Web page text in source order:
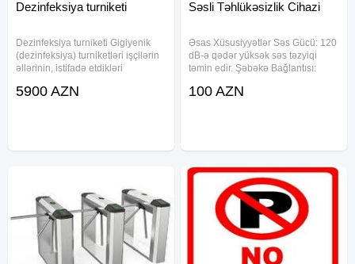
Dezinfeksiya turniketi
Dezinfeksiya turniketi Gigiyenik
(dezinfeksiya) turniketləri işçilərin
əllərinin, istifadə etdikləri
təmizliyini və gigiyenasını təmin
5900 AZN
Səsli Təhlükəsizlik Cihazi
Əsas Xüsusiyyətlər Səs Gücü: 120
dB-ə qədər yüksək səs təzyiqi
təmin edir. Şəbəkə Bağlantısı:
şəbəkə, RJ45 interfeysi ilə təchiz
100 AZN